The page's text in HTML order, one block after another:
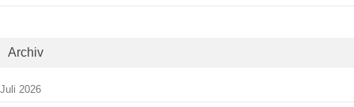
Archiv
Juli 2026